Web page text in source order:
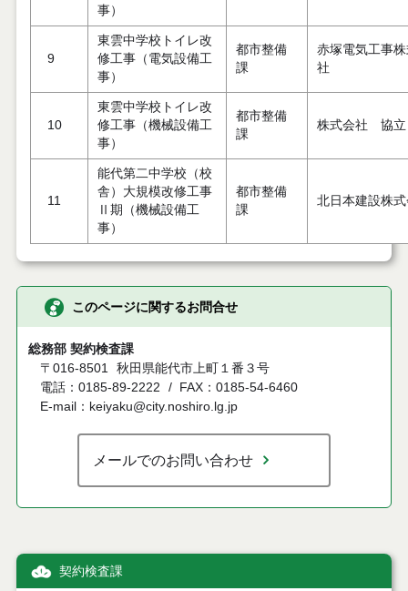
事）
9
東雲中学校トイレ改
修工事（電気設備工
事）
都市整備
課
赤塚電気工事
社
10
東雲中学校トイレ改
修工事（機械設備工
事）
都市整備
課
株式会社 協立
11
能代第二中学校（校
舎）大規模改修工事
Ⅱ期（機械設備工
事）
都市整備
課
北日本建設株
このページに関するお問合せ
総務部 契約検査課
〒016-8501 秋田県能代市上町１番３号
電話：0185-89-2222
FAX：0185-54-6460
E-mail：keiyaku@city.noshiro.lg.jp
メールでのお問い合わせ
契約検査課